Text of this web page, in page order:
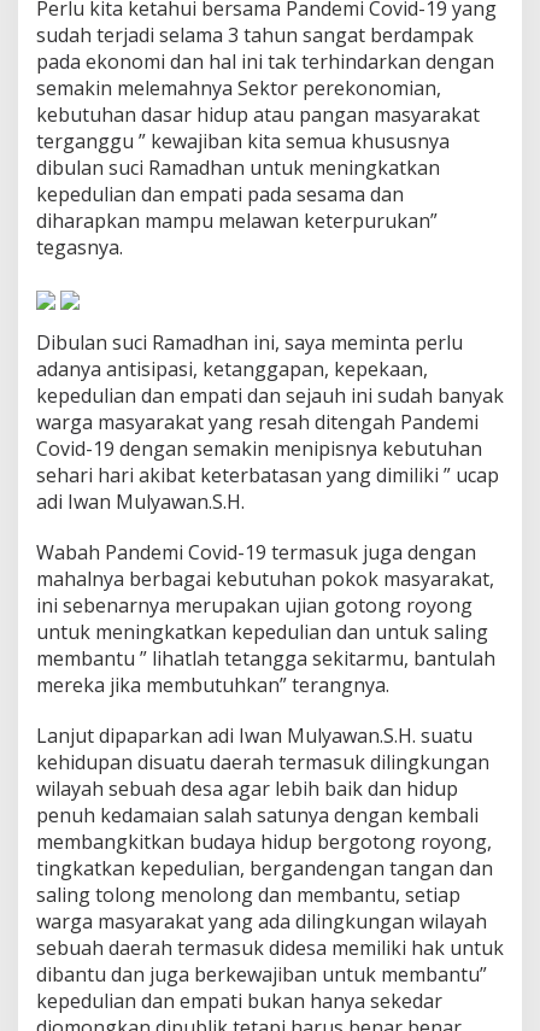
n
g
M
e
m
b
u
u
h
k
Perlu kita ketahui bersama Pandemi Covid-19 yang
sudah terjadi selama 3 tahun sangat berdampak
pada ekonomi dan hal ini tak terhindarkan dengan
semakin melemahnya Sektor perekonomian,
kebutuhan dasar hidup atau pangan masyarakat
terganggu ” kewajiban kita semua khususnya
dibulan suci Ramadhan untuk meningkatkan
kepedulian dan empati pada sesama dan
diharapkan mampu melawan keterpurukan”
tegasnya.
Dibulan suci Ramadhan ini, saya meminta perlu
adanya antisipasi, ketanggapan, kepekaan,
kepedulian dan empati dan sejauh ini sudah banyak
warga masyarakat yang resah ditengah Pandemi
Covid-19 dengan semakin menipisnya kebutuhan
sehari hari akibat keterbatasan yang dimiliki ” ucap
adi Iwan Mulyawan.S.H.
Wabah Pandemi Covid-19 termasuk juga dengan
mahalnya berbagai kebutuhan pokok masyarakat,
ini sebenarnya merupakan ujian gotong royong
untuk meningkatkan kepedulian dan untuk saling
membantu ” lihatlah tetangga sekitarmu, bantulah
mereka jika membutuhkan” terangnya.
Lanjut dipaparkan adi Iwan Mulyawan.S.H. suatu
kehidupan disuatu daerah termasuk dilingkungan
wilayah sebuah desa agar lebih baik dan hidup
penuh kedamaian salah satunya dengan kembali
membangkitkan budaya hidup bergotong royong,
tingkatkan kepedulian, bergandengan tangan dan
saling tolong menolong dan membantu, setiap
warga masyarakat yang ada dilingkungan wilayah
sebuah daerah termasuk didesa memiliki hak untuk
dibantu dan juga berkewajiban untuk membantu”
kepedulian dan empati bukan hanya sekedar